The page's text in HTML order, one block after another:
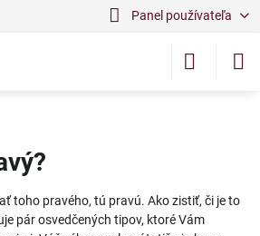
Panel používateľa
toho pravého, tú pravú. Ako zistiť, či je to
pár osvedčených tipov, ktoré Vám